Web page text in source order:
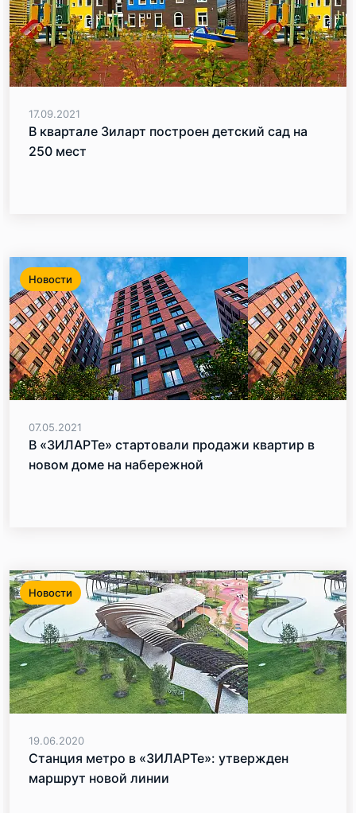
17.09.2021
В квартале Зиларт построен детский сад на
250 мест
Новости
07.05.2021
В «ЗИЛАРТе» стартовали продажи квартир в
новом доме на набережной
Новости
19.06.2020
Станция метро в «ЗИЛАРТе»: утвержден
маршрут новой линии